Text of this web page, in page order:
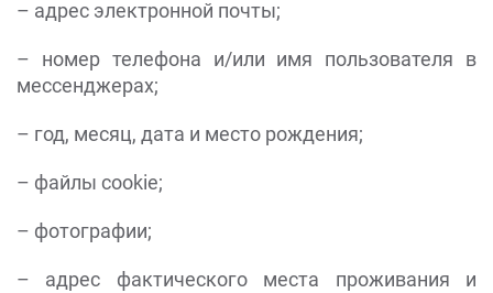
– адрес электронной почты;
– номер телефона и/или имя пользователя в
мессенджерах;
– год, месяц, дата и место рождения;
– файлы cookie;
– фотографии;
– адрес фактического места проживания и